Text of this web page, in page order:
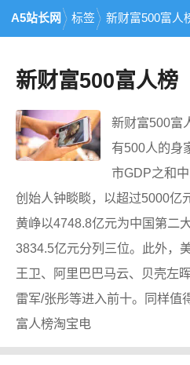
A5站长网 标签 新财富500富人
新财富500富人榜
新财富500富
有500人的身
市GDP之和
创始人钟睒睒，以超过5000亿
黄峥以4748.8亿元为中国第二
3834.5亿元分列三位。此外，
王卫、阿里巴巴马云、贝壳左
雷军/张彤等进入前十。同样值
富人榜淘宝电